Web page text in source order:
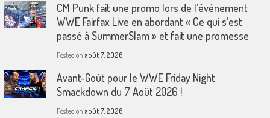
CM Punk fait une promo lors de l’événement
WWE Fairfax Live en abordant « Ce qui s’est
passé à SummerSlam » et fait une promesse
Posted on août 7, 2026
Avant-Goût pour le WWE Friday Night
Smackdown du 7 Août 2026 !
Posted on août 7, 2026